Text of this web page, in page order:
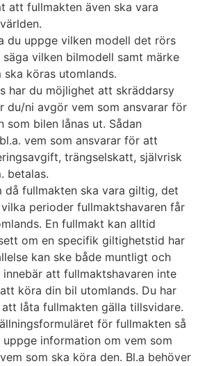
att fullmakten även ska vara
du uppge vilken modell det rörs
vilken bilmodell samt märke
köras utomlands.
har du möjlighet att skräddarsy
du/ni avgör vem som ansvarar för
som bilen lånas ut. Sådan
vem som ansvarar för att
trängselskatt, självrisk
betalas.
då fullmakten ska vara giltig, det
perioder fullmaktshavaren får
En fullmakt kan alltid
om en specifik giltighetstid har
kan ske både muntligt och
att fullmaktshavaren inte
köra din bil utomlands. Du har
låta fullmakten gälla tillsvidare.
för fullmakten så
information om vem som
som ska köra den. Bl.a behöver